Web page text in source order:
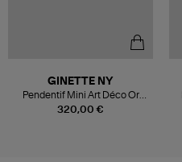
320,00 €
GINETTE NY
Pendentif Mini Art Déco Or
Rose